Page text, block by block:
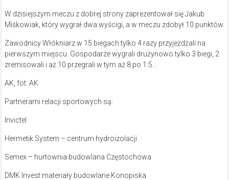
W dzisiejszym meczu z dobrej strony zaprezentował się Jakub
Miśkowiak, który wygrał dwa wyścigi, a w meczu zdobył 10 punktów.
Zawodnicy Włókniarz w 15 biegach tylko 4 razy przyjeżdżali na
pierwszym miejscu. Gospodarze wygrali drużynowo tylko 3 biegi, 2
zremisowali i aż 10 przegrali w tym aż 8 po 1:5…
AK, fot: AK
Partnerami relacji sportowych są:
Invictel
Hermetik System – centrum hydroizolacji
Semex – hurtownia budowlana Częstochowa
DMK Invest materiały budowlane Konopiska